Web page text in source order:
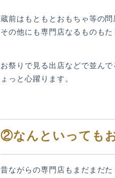
蔵前はもともとおもちゃ等の
その他にも専門店なるものも
お祭りで見る出店などで並ん
ょっと心躍ります。
②なんといっても
昔ながらの専門店もまだまだ